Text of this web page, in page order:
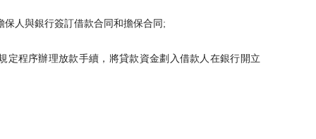
和擔保人與銀行簽訂借款合同和擔保合同;
規定程序辦理放款手續，將貸款資金劃入借款人在銀行開立